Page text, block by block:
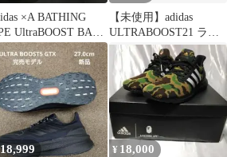
×A BATHING
UltraBOOST BAPE
【未使用】adidas
ULTRABOOST21 ラン
ニングシューズ27.5cm
18,999 ¥ 18,000